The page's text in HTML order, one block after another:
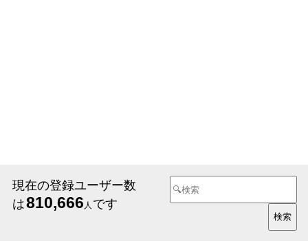
現在の登録ユーザー数
は810,666 人 です